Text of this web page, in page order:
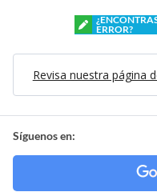
ERROR?
Revisa nuestra página
Síguenos en: